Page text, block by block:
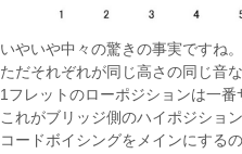
いやいや中々の驚きの事実ですね。
ただそれぞれが同じ高さの同じ音
1フレットのローポジションは一番
これがブリッジ側のハイポジショ
コードボイシングをメインにする